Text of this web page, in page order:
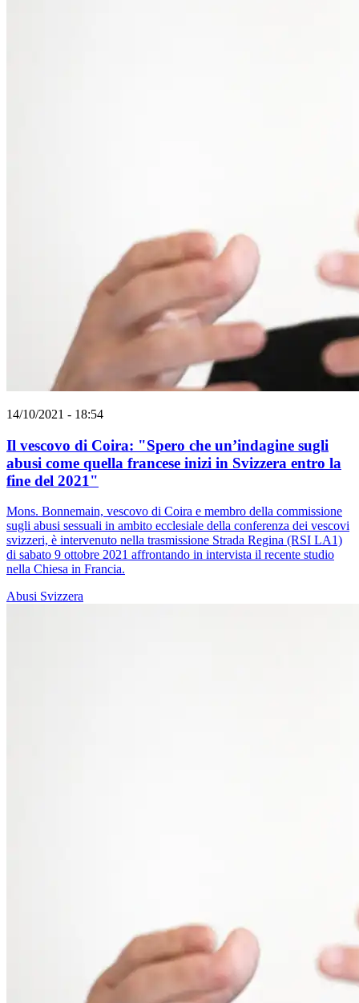
14/10/2021 - 18:54
Il vescovo di Coira: "Spero che un’indagine sugli
abusi come quella francese inizi in Svizzera entro la
fine del 2021"
Mons. Bonnemain, vescovo di Coira e membro della commissione
sugli abusi sessuali in ambito ecclesiale della conferenza dei vescovi
svizzeri, è intervenuto nella trasmissione Strada Regina (RSI LA1)
di sabato 9 ottobre 2021 affrontando in intervista il recente studio
nella Chiesa in Francia.
Abusi Svizzera